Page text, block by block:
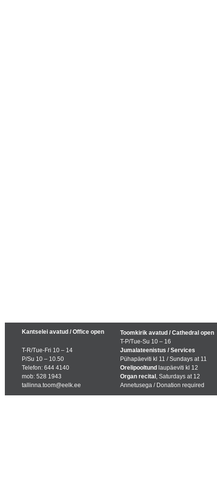
Kantselei avatud / Office open
T-R/Tue-Fri 10 – 14
P/Su 10 – 10.50
Telefon: 644 4140
mob: 528 1943
tallinna.toom@eelk.ee
Toomkirik avatud / Cathedral open
T-P/Tue-Su 10 – 16
Jumalateenistus / Services
Pühapäeviti kl 11 / Sundays at 11
Orelipooltund laupäeviti kl 12
Organ recital , Saturdays at 12
Annetusega / Donation required